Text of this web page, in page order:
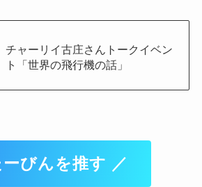
チャーリイ古庄さんトークイベン
ト「世界の飛行機の話」
ーびんを推す ／